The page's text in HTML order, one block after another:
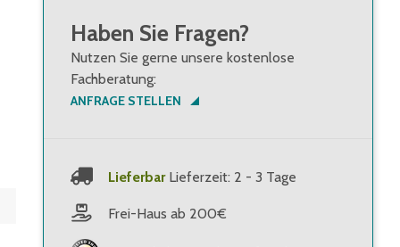
Haben Sie Fragen?
Nutzen Sie gerne unsere kostenlose
Fachberatung:
ANFRAGE STELLEN
Lieferbar Lieferzeit: 2 - 3 Tage
Frei-Haus ab 200€